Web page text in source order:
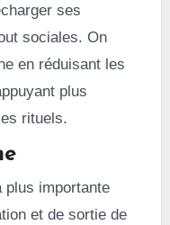
ses
sociales. On
en réduisant les
plus
rituels.
plus importante
et de sortie de